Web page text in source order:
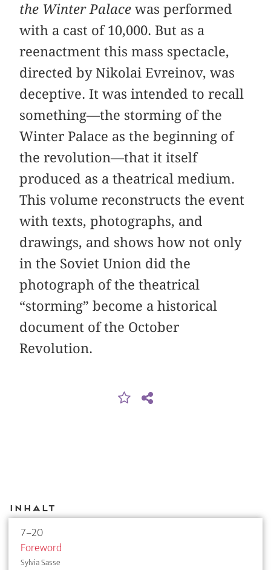
the Winter Palace was performed
with a cast of 10,000. But as a
reenactment this mass spectacle,
directed by Nikolai Evreinov, was
deceptive. It was intended to recall
something—the storming of the
Winter Palace as the beginning of
the revolution—that it itself
produced as a theatrical medium.
This volume reconstructs the event
with texts, photographs, and
drawings, and shows how not only
in the Soviet Union did the
photograph of the theatrical
“storming” become a historical
document of the October
Revolution.
Inhalt
7–20
Foreword
Sylvia Sasse